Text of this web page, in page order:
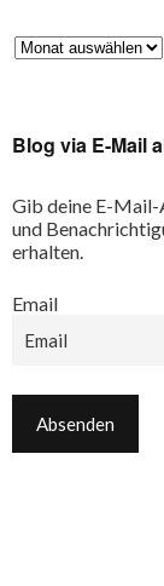
Blog via E-Mail
Gib deine E-Mail-
und
erhalten.
Email